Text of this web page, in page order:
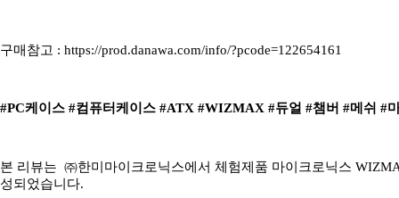
구매참고 : https://prod.danawa.com/info/?pcode=122654161
#PC케이스 #컴퓨터케이스 #ATX #WIZMAX #듀얼 #챔버 #메쉬 #
본 리뷰는 ㈜한미마이크로닉스에서 체험제품 마이크로닉스
성되었습니다.